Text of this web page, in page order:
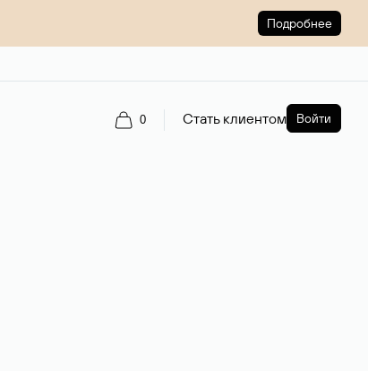
Подробнее
0 Стать клиентом Войти